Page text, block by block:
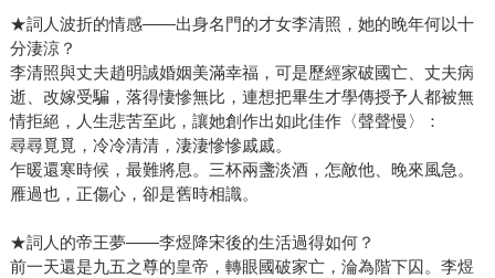
★詞人波折的情感——出身名門的才女李清照，她的晚年何以十
分淒涼？
李清照與丈夫趙明誠婚姻美滿幸福，可是歷經家破國亡、丈夫病
逝、改嫁受騙，落得悽慘無比，連想把畢生才學傳授予人都被無
情拒絕，人生悲苦至此，讓她創作出如此佳作〈聲聲慢〉：
尋尋覓覓，冷冷清清，淒淒慘慘戚戚。
乍暖還寒時候，最難將息。三杯兩盞淡酒，怎敵他、晚來風急。
雁過也，正傷心，卻是舊時相識。
★詞人的帝王夢——李煜降宋後的生活過得如何？
前一天還是九五之尊的皇帝，轉眼國破家亡，淪為階下囚。李煜